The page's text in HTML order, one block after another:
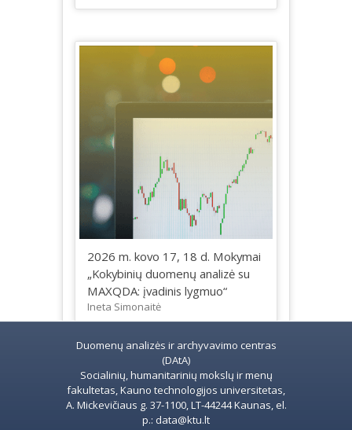
2026 m. kovo 17, 18 d. Mokymai
„Kokybinių duomenų analizė su
MAXQDA: įvadinis lygmuo“
Ineta Simonaitė
Duomenų analizės ir archyvavimo centras
(DAtA)
Socialinių, humanitarinių mokslų ir menų
fakultetas, Kauno technologijos universitetas,
A. Mickevičiaus g. 37-1100, LT-44244 Kaunas, el.
p.: data@ktu.lt